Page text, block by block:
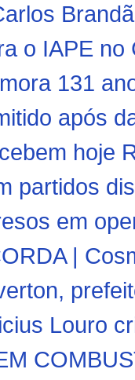
o IAPE
131
após
hoje
partidos
em
|
Louro